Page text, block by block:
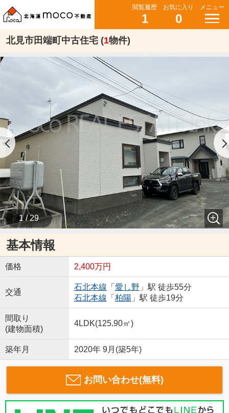
閲覧履歴
1
お気に入り
0
メニュー
北見市田端町中古住宅 (1物件)
1 / 29
基本情報
価格 2,400万円
交通
石北本線 「 愛し野 」駅 徒歩55分
石北本線 「 柏陽」駅 徒歩19分
間取り
(建物面積)
4LDK(125.90㎡)
築年月 2020年 9月(築5年)
お問い合わせ(無料)